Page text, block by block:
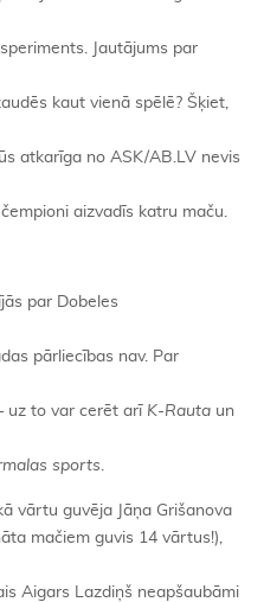
Jautājums par
kaut vienā spēlē? Šķiet,
atkarīga no ASK/AB.LV nevis
aizvadīs katru maču.
par Dobeles
pārliecības nav. Par
uz to var cerēt arī K-Rauta un
sports
vārtu guvēja Jāņa Grišanova
mačiem guvis 14 vārtus!),
Aigars Lazdiņš neapšaubāmi